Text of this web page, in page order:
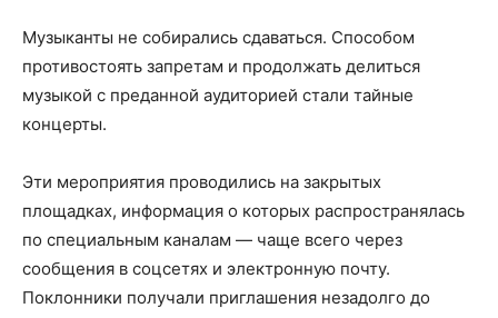
Музыканты не собирались сдаваться. Способом
противостоять запретам и продолжать делиться
музыкой с преданной аудиторией стали тайные
концерты.
Эти мероприятия проводились на закрытых
площадках, информация о которых распространялась
по специальным каналам — чаще всего через
сообщения в соцсетях и электронную почту.
Поклонники получали приглашения незадолго до